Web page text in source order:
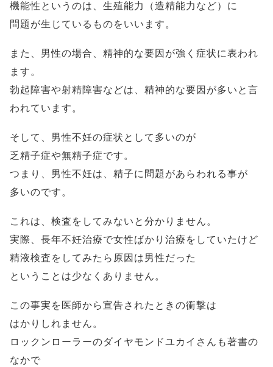
機能性というのは、生殖能力（造精能力など）に
問題が生じているものをいいます。
また、男性の場合、精神的な要因が強く症状に表われ
ます。
勃起障害や射精障害などは、精神的な要因が多いと言
われています。
そして、男性不妊の症状として多いのが
乏精子症や無精子症です。
つまり、男性不妊は、精子に問題があらわれる事が
多いのです。
これは、検査をしてみないと分かりません。
実際、長年不妊治療で女性ばかり治療をしていたけど
精液検査をしてみたら原因は男性だった
ということは少なくありません。
この事実を医師から宣告されたときの衝撃は
はかりしれません。
ロックンローラーのダイヤモンドユカイさんも著書の
なかで